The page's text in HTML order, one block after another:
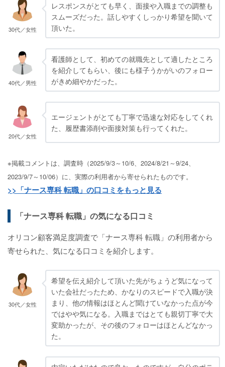
30代／女性
レスポンスがとても早く、面接や入職までの調整も
スムーズだった。話しやすくしっかり希望を聞いて
頂いた。
40代／男性
看護師として、初めての就職先として適したところ
を紹介してもらい、後にも様子うかがいのフォロー
がきめ細やかだった。
20代／女性
エージェントがとても丁寧で迅速な対応をしてくれ
た、履歴書添削や面接対策も行ってくれた。
※掲載コメントは、調査時（2025/9/3～10/6、2024/8/21～9/24、
2023/9/7～10/06）に、実際の利用者から寄せられたものです。
>>「ナース専科 転職」の口コミをもっと見る
「ナース専科 転職」の気になる口コミ
オリコン顧客満足度調査で「ナース専科 転職」の利用者から
寄せられた、気になる口コミを紹介します。
30代／女性
希望を伝え紹介して頂いた先がちょうど気になって
いた会社だったため、かなりのスピードで入職が決
まり、他の情報はほとんど聞けていなかった点が今
ではやや気になる。入職まではとても親切丁寧で大
変助かったが、その後のフォローはほとんどなかっ
た。